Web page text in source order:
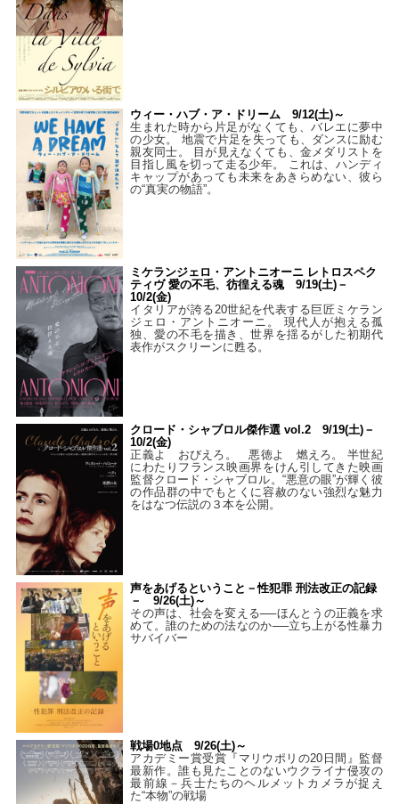
ウィー・ハブ・ア・ドリーム 9/12(土)～
生まれた時から片足がなくても、バレエに夢中
の少女。 地震で片足を失っても、ダンスに励む
親友同士。 目が見えなくても、金メダリストを
目指し風を切って走る少年。 これは、ハンディ
キャップがあっても未来をあきらめない、彼ら
の“真実の物語”。
ミケランジェロ・アントニオーニ レトロスペク
ティヴ 愛の不毛、彷徨える魂 9/19(土)－
10/2(金)
イタリアが誇る20世紀を代表する巨匠ミケラン
ジェロ・アントニオーニ。 現代人が抱える孤
独、愛の不毛を描き、世界を揺るがした初期代
表作がスクリーンに甦る。
クロード・シャブロル傑作選 vol.2 9/19(土)－
10/2(金)
正義よ おびえろ。 悪徳よ 燃えろ。 半世紀
にわたりフランス映画界をけん引してきた映画
監督クロード・シャブロル。“悪意の眼”が輝く彼
の作品群の中でもとくに容赦のない強烈な魅力
をはなつ伝説の３本を公開。
声をあげるということ－性犯罪 刑法改正の記録
－ 9/26(土)～
その声は、社会を変える──ほんとうの正義を求
めて。誰のための法なのか──立ち上がる性暴力
サバイバー
戦場0地点 9/26(土)～
アカデミー賞受賞『マリウポリの20日間』監督
最新作。誰も見たことのないウクライナ侵攻の
最前線－兵士たちのヘルメットカメラが捉え
た“本物”の戦場